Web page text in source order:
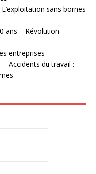
sans bornes
ans – Révolution
entreprises
Accidents du travail :